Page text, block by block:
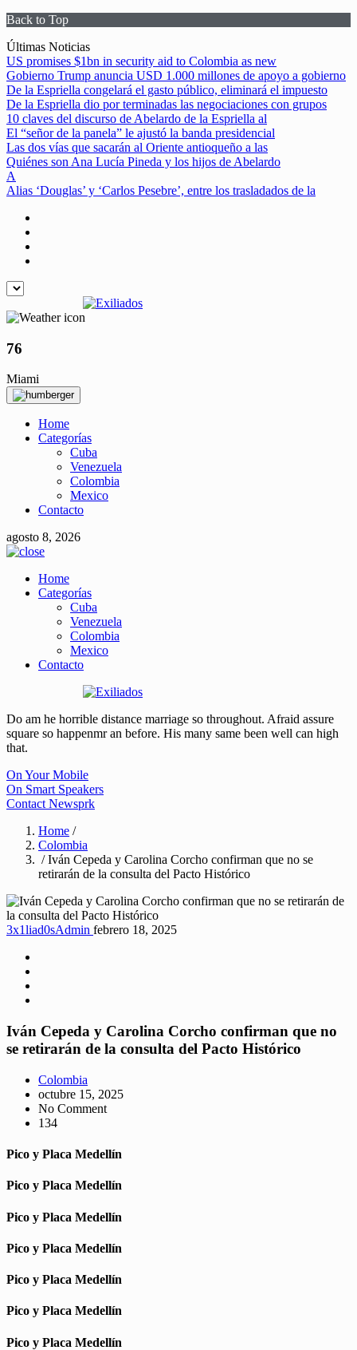
Back to Top
Skip
to
content
Últimas Noticias
US promises $1bn in security aid to Colombia as new
Gobierno Trump anuncia USD 1.000 millones de apoyo a gobierno
De la Espriella congelará el gasto público, eliminará el impuesto
De la Espriella dio por terminadas las negociaciones con grupos
10 claves del discurso de Abelardo de la Espriella al
El “señor de la panela” le ajustó la banda presidencial
Las dos vías que sacarán al Oriente antioqueño a las
Quiénes son Ana Lucía Pineda y los hijos de Abelardo
A
Alias ‘Douglas’ y ‘Carlos Pesebre’, entre los trasladados de la
76
Miami
Home
Categorías
Cuba
Venezuela
Colombia
Mexico
Contacto
agosto 8, 2026
Home
Categorías
Cuba
Venezuela
Colombia
Mexico
Contacto
Do am he horrible distance marriage so throughout. Afraid assure
square so happenmr an before. His many same been well can high
that.
On Your Mobile
On Smart Speakers
Contact Newsprk
Home /
Colombia
/ Iván Cepeda y Carolina Corcho confirman que no se
retirarán de la consulta del Pacto Histórico
3x1liad0sAdmin febrero 18, 2025
Iván Cepeda y Carolina Corcho confirman que no
se retirarán de la consulta del Pacto Histórico
Colombia
octubre 15, 2025
No Comment
134
Pico y Placa Medellín
Pico y Placa Medellín
Pico y Placa Medellín
Pico y Placa Medellín
Pico y Placa Medellín
Pico y Placa Medellín
Pico y Placa Medellín